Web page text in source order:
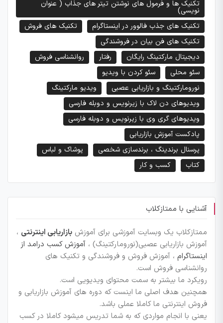
تکنیک ها و فرمول های نوشتن تیتر های جذاب ( عنوان
نویسی)
تکنیک های جذب فالوور در اینستاگرام
تکنیک های فروش
تکنیک های فن بیان در فروشندگی
دیجیتال مارکتینگ رایگان
رفتار
روانشناسی فروش
سئو محلی
سئو کردن با ویدیو
نورومارکتینگ و بازاریابی عصبی
ویدیو مارکتینگ
ویدیوهای دن لاک با زیرنویس و دوبله فارسی
ویدیوهای گری وی با زیرنویس و دوبله فارسی
پادکست آموزش بازاریابی
پرسنال برندینگ ، برندسازی شخصی
پوشاک و لباس
کتاب
کسب و کار
آشنایی با ممتازکلاب
ممتازکلاب یک وبسایت آموزشی برای آموزش بازاریابی اینترنتی ،
آموزش بازاریابی عصبی(نورومارکتینگ) ، آموزش کسب درامد از
اینستاگرام ، آموزش فروش و فروشندگی و تکنیک های
روانشناسی فروش است.
رویکرد ما بیشتر به سمت محتوای ویدیویی است.
همچنین هدف اصلی ما اینست که دوره های آموزش بازاریابی و
فروش اینترنتی ما کاملا عملی باشد.
یعنی با انجام مواردی که به شما تدریس میشود کاملا در کسب